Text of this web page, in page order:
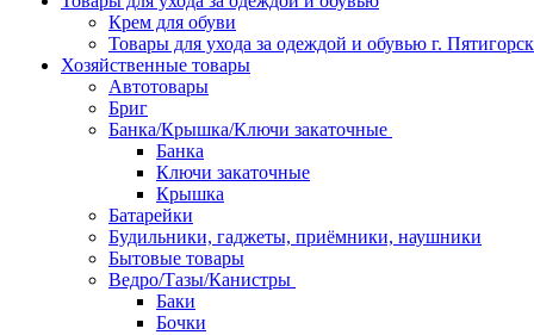
Крем для обуви
Товары для ухода за одеждой и обувью г. Пятигорск
Хозяйственные товары
Автотовары
Бриг
Банка/Крышка/Ключи закаточные
Банка
Ключи закаточные
Крышка
Батарейки
Будильники, гаджеты, приёмники, наушники
Бытовые товары
Ведро/Тазы/Канистры
Баки
Бочки